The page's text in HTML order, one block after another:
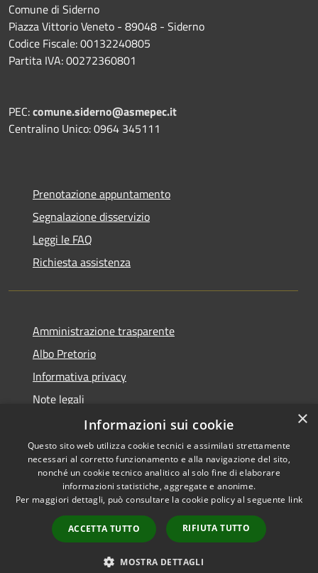
Comune di Siderno
Piazza Vittorio Veneto - 89048 - Siderno
Codice Fiscale: 00132240805
Partita IVA: 00272360801
PEC:comune.siderno@asmepec.it
Centralino Unico: 0964 345111
Prenotazione appuntamento
Segnalazione disservizio
Leggi le FAQ
Richiesta assistenza
Amministrazione trasparente
Albo Pretorio
Informativa privacy
Note legali
Dichiarazione di accessibilità
RSS
Accessibilità
Copyright © 2026 • Comune di
Municipium•
Accesso
redazione
×
Informazioni sui cookie
Questo sito web utilizza cookie tecnici e assimilati strettamente
necessari al corretto funzionamento e alla navigazione del sito,
nonché un cookie tecnico analitico al solo fine di elaborare
informazioni statistiche, aggregate e anonime.
Per maggiori dettagli, può consultare la cookie policy al seguente link
ACCETTA TUTTO RIFIUTA TUTTO
MOSTRA DETTAGLI